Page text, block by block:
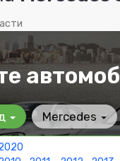
Mercedes